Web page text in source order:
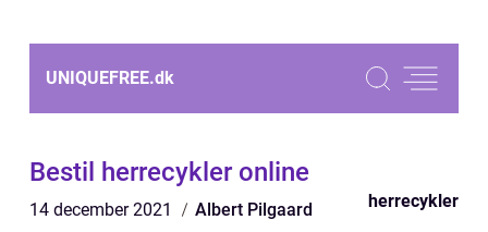
UNIQUEFREE.dk
Bestil herrecykler online
14 december 2021 Albert Pilgaard herrecykler